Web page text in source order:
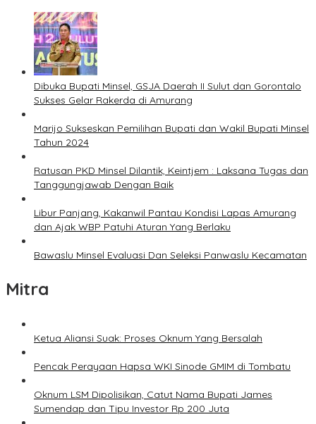
Dibuka Bupati Minsel, GSJA Daerah II Sulut dan Gorontalo
Sukses Gelar Rakerda di Amurang
Marijo Sukseskan Pemilihan Bupati dan Wakil Bupati Minsel
Tahun 2024
Ratusan PKD Minsel Dilantik, Keintjem : Laksana Tugas dan
Tanggungjawab Dengan Baik
Libur Panjang, Kakanwil Pantau Kondisi Lapas Amurang
dan Ajak WBP Patuhi Aturan Yang Berlaku
Bawaslu Minsel Evaluasi Dan Seleksi Panwaslu Kecamatan
Mitra
Ketua Aliansi Suak: Proses Oknum Yang Bersalah
Pencak Perayaan Hapsa WKI Sinode GMIM di Tombatu
Oknum LSM Dipolisikan, Catut Nama Bupati James
Sumendap dan Tipu Investor Rp 200 Juta